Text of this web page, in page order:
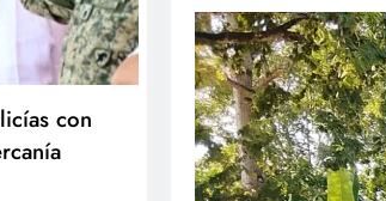
ACTIVIDADES DE ROCÍO NAHLE
Entrega Gobernadora 5 mil apoyos a
la Palabra y a la Familia
29 de octubre de 2025